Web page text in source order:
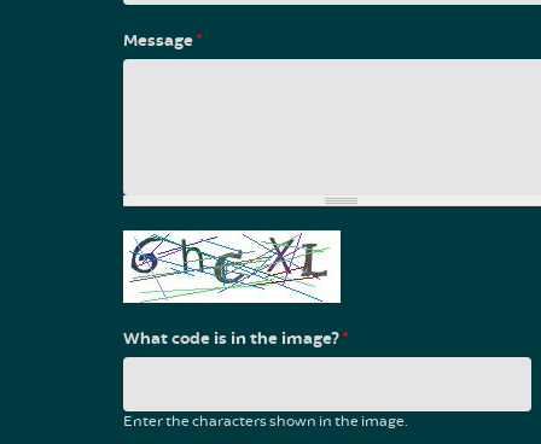
Message*
What code is in the image?*
Enter the characters shown in the image.